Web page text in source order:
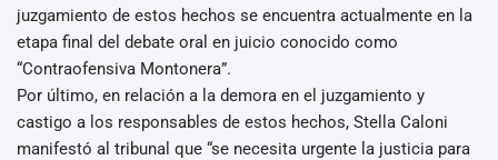
juzgamiento de estos hechos se encuentra actualmente en la
etapa final del debate oral en juicio conocido como
“Contraofensiva Montonera”.
Por último, en relación a la demora en el juzgamiento y
castigo a los responsables de estos hechos, Stella Caloni
manifestó al tribunal que “se necesita urgente la justicia para